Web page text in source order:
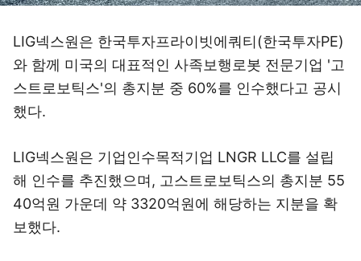
LIG넥스원은 한국투자프라이빗에쿼티(한국투자PE)
와 함께 미국의 대표적인 사족보행로봇 전문기업 '고
스트로보틱스'의 총지분 중 60%를 인수했다고 공시
했다.
LIG넥스원은 기업인수목적기업 LNGR LLC를 설립
해 인수를 추진했으며, 고스트로보틱스의 총지분 55
40억원 가운데 약 3320억원에 해당하는 지분을 확
보했다.